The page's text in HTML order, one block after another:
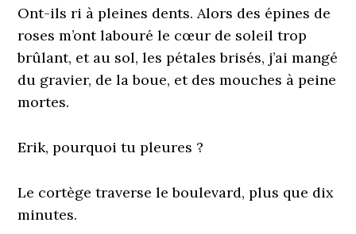
Ont-ils ri à pleines dents. Alors des épines de
roses m’ont labouré le cœur de soleil trop
brûlant, et au sol, les pétales brisés, j’ai mangé
du gravier, de la boue, et des mouches à peine
mortes.
Erik, pourquoi tu pleures ?
Le cortège traverse le boulevard, plus que dix
minutes.